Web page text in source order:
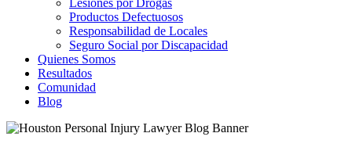
Lesiones por Drogas
Productos Defectuosos
Responsabilidad de Locales
Seguro Social por Discapacidad
Quienes Somos
Resultados
Comunidad
Blog